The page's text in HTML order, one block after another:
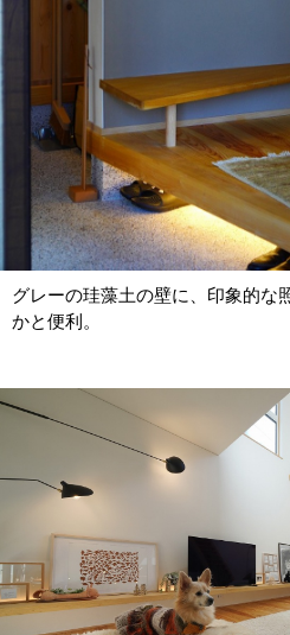
グレーの珪藻土の壁に、印象的な
かと便利。